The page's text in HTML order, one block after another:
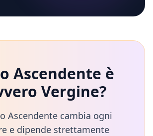
Ascendente è
Vergine?
Ascendente cambia ogni
e dipende strettamente